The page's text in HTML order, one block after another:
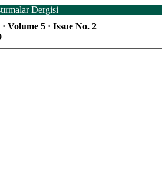
Dergisi
Volume 5 · Issue No. 2